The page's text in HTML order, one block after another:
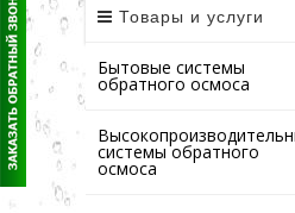
Товары и услуги
Бытовые системы
обратного осмоса
системы обратного
осмоса